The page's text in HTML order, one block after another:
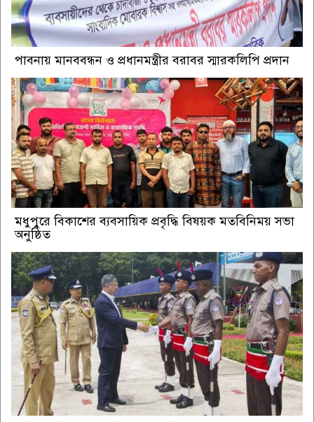
পাবনায় মানববন্ধন ও প্রধানমন্ত্রীর বরাবর স্মারকলিপি প্রদান
মধুপুরে বিকাশের ব্যবসায়িক প্রবৃদ্ধি বিষয়ক মতবিনিময় সভা
অনুষ্ঠিত